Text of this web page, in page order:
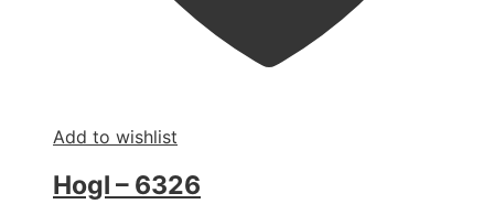
Add to wishlist
Hogl – 6326